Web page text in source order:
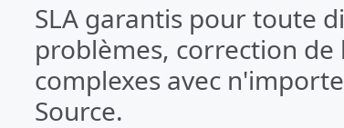
SLA garantis pour toute
problèmes, correction
complexes avec
Source.